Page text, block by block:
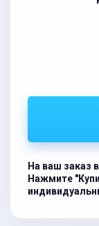
На ваш заказ
Нажмите